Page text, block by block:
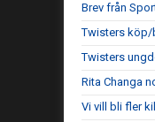
Brev från
Twisters köp/
Twisters
Rita Changa
Vi vill bli fler